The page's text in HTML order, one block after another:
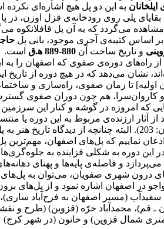
به این دو پل هیچ اشاره‌ای
بقایای پلی روی رودخانه‌ی قزل اوزن، در
می‌گردد که به آن پل قافلانکوه
و تاریخ ساخت آن 880-889 ﻫ.ق
است.
راه‌های دوره‌ی صفوی که اصفهان را به
نشان می‌دهد که در هیچ دوره از تاریخ
اولیه] تا زمان صفوی، راه‌سازی و
و کاروان‌سرا، هم چون دوران صفوی
که امروزه در گوشه و کنار این سرزمین
آثار ارزنده‌ی مربوط به این دوره یا
آن است (مخلصی، همان: 203). البته چنانچه از دیدگاه تاریخ
اذعان نماییم که پل‌های اصفهان، مهم‌ترین
این دوره به شکلی فزاینده به
می‌پردازد و فاصله‌ی پایه‌ها و پهنای
درون شهری صفویان، می‌توان به پل‌های
در اصفهان اشاره نمود و از پل‌های
سفیدآب (مسیر اصفهان به فرح‌آباد ساری)،
ـ قم)، محمدآباد خرّه (قزوین) (طرح و
(در57 کیلومتری شمال قزوین) و خاتون (در شهر کرج)